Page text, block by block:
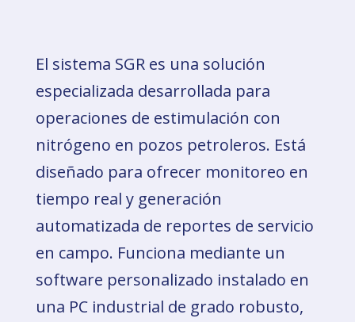
El sistema SGR es una solución
especializada desarrollada para
operaciones de estimulación con
nitrógeno en pozos petroleros. Está
diseñado para ofrecer monitoreo en
tiempo real y generación
automatizada de reportes de servicio
en campo. Funciona mediante un
software personalizado instalado en
una PC industrial de grado robusto,